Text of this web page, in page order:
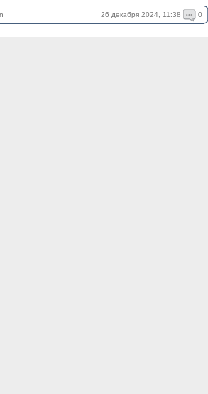
26 декабря 2024, 11:38 0